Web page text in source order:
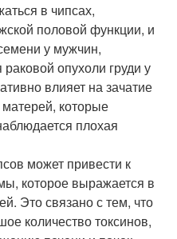
в чипсах,
половой функции, и
у мужчин,
опухоли груди у
влияет на зачатие
которые
плохая
может привести к
которое выражается в
Это связано с тем, что
количество токсинов,